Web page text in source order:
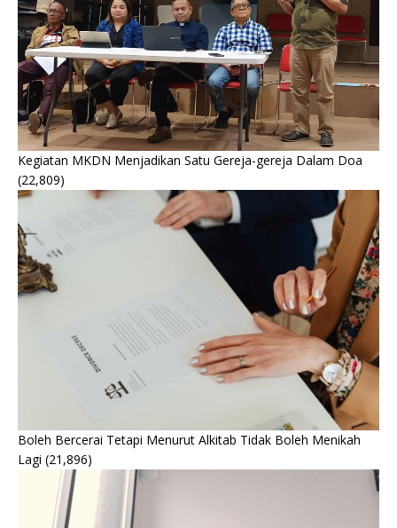
Kegiatan MKDN Menjadikan Satu Gereja-gereja Dalam Doa
(22,809)
Boleh Bercerai Tetapi Menurut Alkitab Tidak Boleh Menikah
Lagi (21,896)